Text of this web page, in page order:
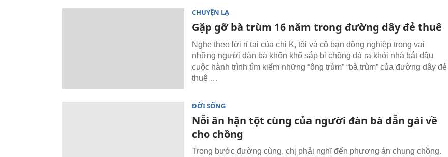
CHUYỆN LẠ
Gặp gỡ bà trùm 16 năm trong đường dây đẻ thuê
Nghe theo lời rỉ tai của chị K, tôi và cô bạn đồng nghiệp trong vai
những người đàn bà khốn khổ sắp bị chồng đá ra khỏi nhà bắt đầu
cuộc hành trình tìm kiếm những “ông trùm” “bà trùm” của đường dây đẻ
thuê …
ĐỜI SỐNG
Nỗi ân hận tột cùng của người đàn bà dẫn gái về
cho chồng
Trong bước đường cùng, chị phải nghĩ đến phương án chung chồng.